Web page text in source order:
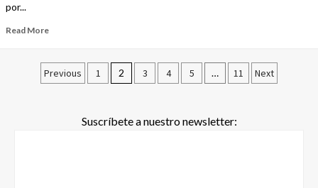
por...
Read More
Previous 1 2 3 4 5 … 11 Next
Suscríbete a nuestro newsletter: